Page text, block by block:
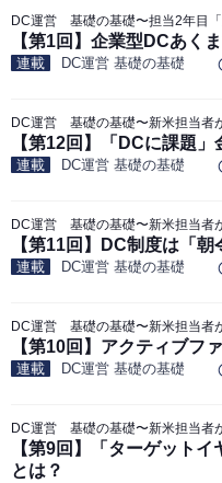
DC運営 基礎の基礎〜担当2年目「
【第1回】企業型DCあく
連載 DC運営 基礎の基礎
DC運営 基礎の基礎〜新米担当者
【第12回】「DCに課題
連載 DC運営 基礎の基礎
DC運営 基礎の基礎〜新米担当者
【第11回】DC制度は「朝
連載 DC運営 基礎の基礎
DC運営 基礎の基礎〜新米担当者
【第10回】アクティブフ
連載 DC運営 基礎の基礎
DC運営 基礎の基礎〜新米担当者
【第9回】「ターゲットイ
とは？